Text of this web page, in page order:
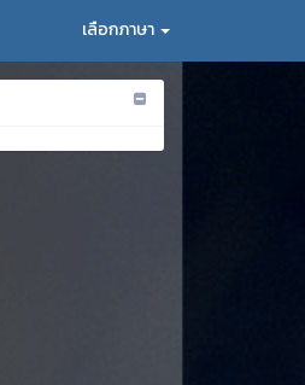
เลือกภาษา